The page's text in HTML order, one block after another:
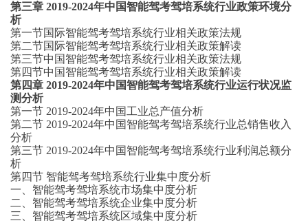
第三章 2019-2024年中国智能驾考驾培系统行业政策环境分
析
第一节国际智能驾考驾培系统行业相关政策法规
第二节国际智能驾考驾培系统行业相关政策解读
第三节中国智能驾考驾培系统行业相关政策法规
第四节中国智能驾考驾培系统行业相关政策解读
第四章 2019-2024年中国智能驾考驾培系统行业运行状况监
测分析
第一节 2019-2024年中国工业总产值分析
第二节 2019-2024年中国智能驾考驾培系统行业总销售收入
分析
第三节 2019-2024年中国智能驾考驾培系统行业利润总额分
析
第四节 智能驾考驾培系统行业集中度分析
一、智能驾考驾培系统市场集中度分析
二、智能驾考驾培系统企业集中度分析
三、智能驾考驾培系统区域集中度分析